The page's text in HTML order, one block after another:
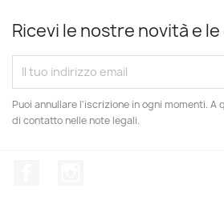
Ricevi le nostre novità e
Puoi annullare l'iscrizione in ogni momenti. A
di contatto nelle note legali.